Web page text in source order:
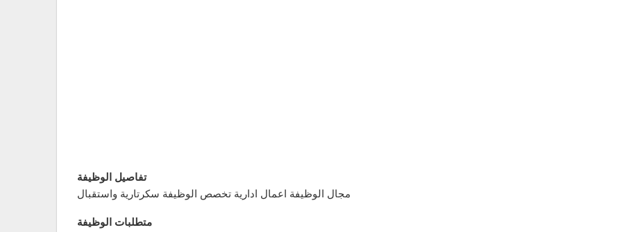
تفاصيل الوظيفة
مجال الوظيفة اعمال ادارية تخصص الوظيفة سكرتارية واستقبال
متطلبات الوظيفة